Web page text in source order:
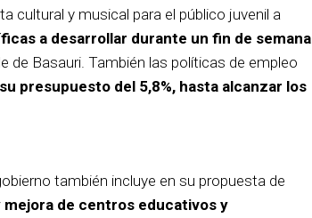
cultural y musical para el público juvenil a
a desarrollar durante un fin de semana
de Basauri. También las políticas de empleo
presupuesto del 5,8%, hasta alcanzar los
también incluye en su propuesta de
mejora de centros educativos y